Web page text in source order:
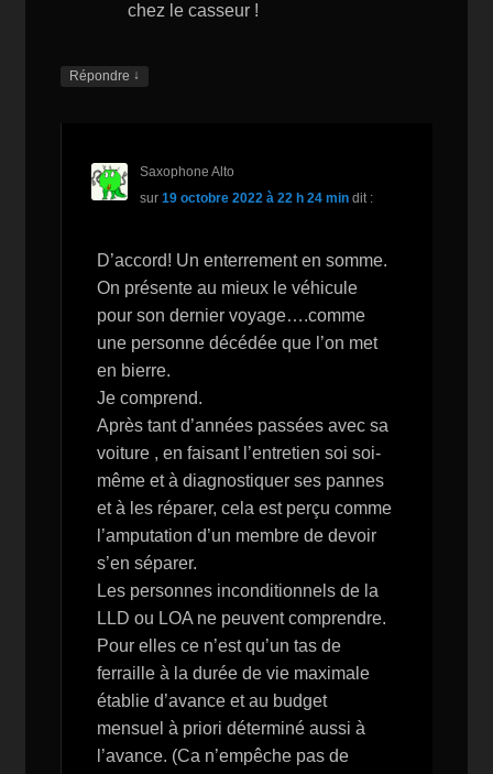
chez le casseur !
Répondre ↓
Saxophone Alto
sur 19 octobre 2022 à 22 h 24 min dit :
D’accord! Un enterrement en somme.
On présente au mieux le véhicule
pour son dernier voyage….comme
une personne décédée que l’on met
en bierre.
Je comprend.
Après tant d’années passées avec sa
voiture , en faisant l’entretien soi soi-
même et à diagnostiquer ses pannes
et à les réparer, cela est perçu comme
l’amputation d’un membre de devoir
s’en séparer.
Les personnes inconditionnels de la
LLD ou LOA ne peuvent comprendre.
Pour elles ce n’est qu’un tas de
ferraille à la durée de vie maximale
établie d’avance et au budget
mensuel à priori déterminé aussi à
l’avance. (Ca n’empêche pas de